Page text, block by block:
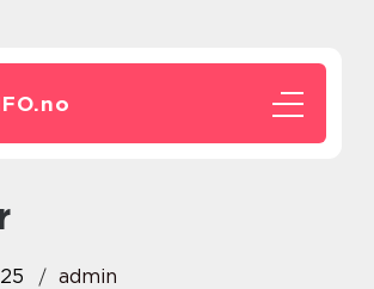
no
admin